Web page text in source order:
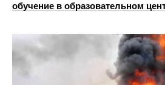
обучение в образовательном